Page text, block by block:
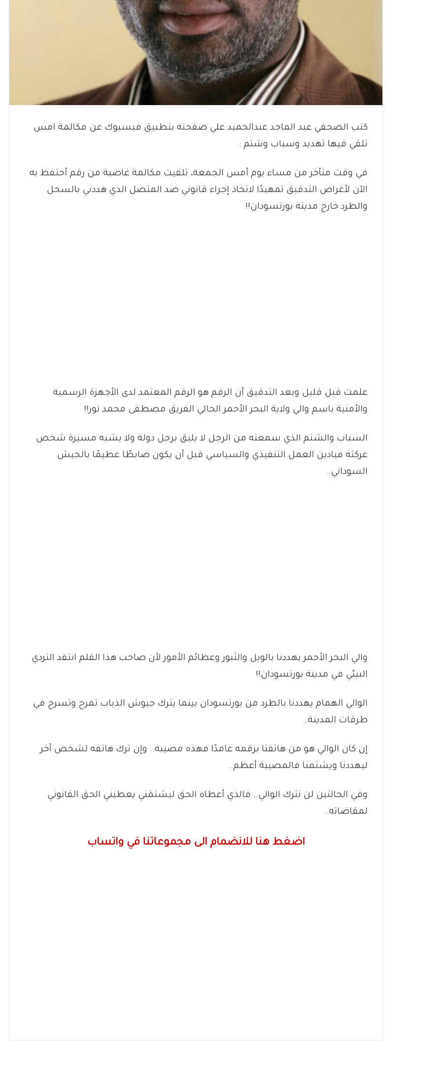
كتب الصحفي عبد الماجد عبدالحميد علي صفحته بتطبيق فيسبوك عن مكالمة امس
تلقي فيها تهديد وسباب وشتم :
في وقت متأخر من مساء يوم أمس الجمعة، تلقيت مكالمة غاضبة من رقم أحتفظ به
الآن لأغراض التدقيق تمهيدًا لاتخاذ إجراء قانوني ضد المتصل الذي هددني بالسحل
والطرد خارج مدينة بورتسودان!!
علمت قبل قليل وبعد التدقيق أن الرقم هو الرقم المعتمد لدى الأجهزة الرسمية
والأمنية باسم والي ولاية البحر الأحمر الحالي الفريق مصطفى محمد نور!!
السباب والشتم الذي سمعته من الرجل لا يليق برجل دولة ولا يشبه مسيرة شخص
عركته ميادين العمل التنفيذي والسياسي قبل أن يكون ضابطًا عظيمًا بالجيش
السوداني..
والي البحر الأحمر يهددنا بالويل والثبور وعظائم الأمور لأن صاحب هذا القلم انتقد التردي
البيئي في مدينة بورتسودان!!
الوالي الهمام يهددنا بالطرد من بورتسودان بينما يترك جيوش الذباب تمرح وتسرح في
طرقات المدينة..
إن كان الوالي هو من هاتفنا برقمه عامدًا فهذه مصيبة.. وإن ترك هاتفه لشخص آخر
ليهددنا ويشتمنا فالمصيبة أعظم..
وفي الحالتين لن نترك الوالي.. فالذي أعطاه الحق ليشتمَني يعطيني الحق القانوني
لمقاضاته..
اضغط هنا للانضمام الى مجموعاتنا في واتساب